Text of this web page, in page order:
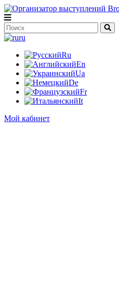
ru
Ru
En
Ua
De
Fr
It
Мой кабинет